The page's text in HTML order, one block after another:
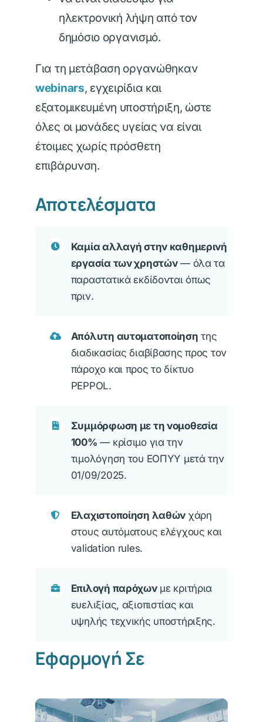
ηλεκτρονική λήψη από τον
δημόσιο οργανισμό.
Για τη μετάβαση οργανώθηκαν
webinars, εγχειρίδια και
εξατομικευμένη υποστήριξη, ώστε
όλες οι μονάδες υγείας να είναι
έτοιμες χωρίς πρόσθετη
επιβάρυνση.
Αποτελέσματα
Καμία αλλαγή στην καθημερινή
εργασία των χρηστών— όλα τα
παραστατικά εκδίδονται όπως
πριν.
Απόλυτη αυτοματοποίηση της
διαδικασίας διαβίβασης προς τον
πάροχο και προς το δίκτυο
PEPPOL.
Συμμόρφωση με τη νομοθεσία
100% — κρίσιμο για την
τιμολόγηση του ΕΟΠΥΥ μετά την
01/09/2025.
Ελαχιστοποίηση λαθών χάρη
στους αυτόματους ελέγχους και
validation rules.
Επιλογή παρόχωνμε κριτήρια
ευελιξίας, αξιοπιστίας και
υψηλής τεχνικής υποστήριξης.
Εφαρμογή Σε